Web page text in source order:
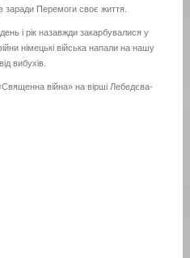
заради Перемоги своє життя.
і рік назавжди закарбувалися у
німецькі війська напали на нашу
вибухів.
війна» на вірші Лебедєва-